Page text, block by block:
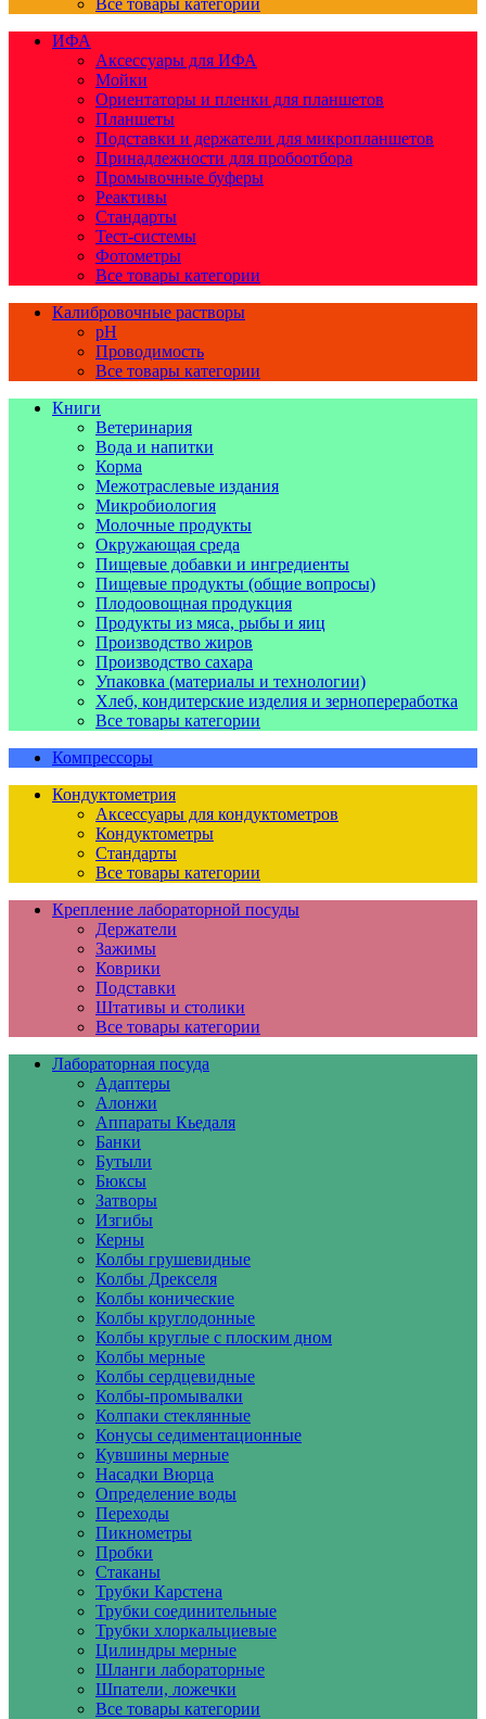
Все товары категории
ИФА
Аксессуары для ИФА
Мойки
Ориентаторы и пленки для планшетов
Планшеты
Подставки и держатели для микропланшетов
Принадлежности для пробоотбора
Промывочные буферы
Реактивы
Стандарты
Тест-системы
Фотометры
Все товары категории
Калибровочные растворы
pH
Проводимость
Все товары категории
Книги
Ветеринария
Вода и напитки
Корма
Межотраслевые издания
Микробиология
Молочные продукты
Окружающая среда
Пищевые добавки и ингредиенты
Пищевые продукты (общие вопросы)
Плодоовощная продукция
Продукты из мяса, рыбы и яиц
Производство жиров
Производство сахара
Упаковка (материалы и технологии)
Хлеб, кондитерские изделия и зернопереработка
Все товары категории
Компрессоры
Кондуктометрия
Аксессуары для кондуктометров
Кондуктометры
Стандарты
Все товары категории
Крепление лабораторной посуды
Держатели
Зажимы
Коврики
Подставки
Штативы и столики
Все товары категории
Лабораторная посуда
Адаптеры
Алонжи
Аппараты Кьедаля
Банки
Бутыли
Бюксы
Затворы
Изгибы
Керны
Колбы грушевидные
Колбы Дрекселя
Колбы конические
Колбы круглодонные
Колбы круглые с плоским дном
Колбы мерные
Колбы сердцевидные
Колбы-промывалки
Колпаки стеклянные
Конусы седиментационные
Кувшины мерные
Насадки Вюрца
Определение воды
Переходы
Пикнометры
Пробки
Стаканы
Трубки Карстена
Трубки соединительные
Трубки хлоркальциевые
Цилиндры мерные
Шланги лабораторные
Шпатели, ложечки
Все товары категории